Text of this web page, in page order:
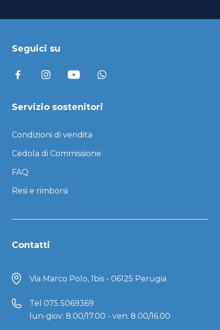
Seguici su
Servizio sostenitori
Condizioni di vendita
Cedola di Commissione
FAQ
Resi e rimborsi
Contatti
Via Marco Polo, 1bis - 06125 Perugia
Tel 075 5069369
lun-giov: 8.00/17.00 - ven: 8.00/16.00